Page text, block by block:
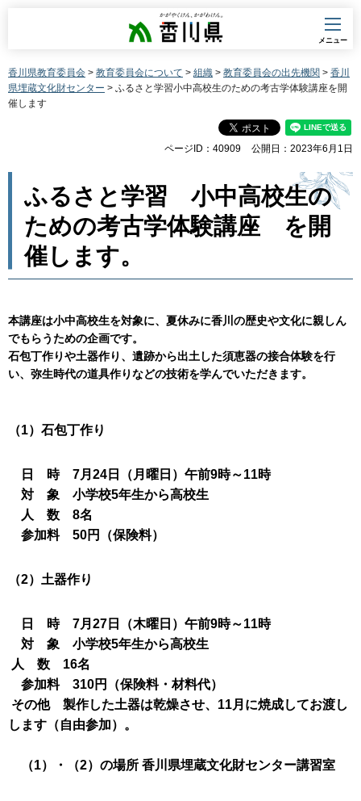
香川県
メニュー
香川県教育委員会 > 教育委員会について > 組織 > 教育委員会の出先機関 > 香川
県埋蔵文化財センター > ふるさと学習小中高校生のための考古学体験講座を開
催します
ページID：40909 公開日：2023年6月1日
ふるさと学習 小中高校生の
ための考古学体験講座 を開
催します。
本講座は小中高校生を対象に、夏休みに香川の歴史や文化に親しん
でもらうための企画です。
石包丁作りや土器作り、遺跡から出土した須恵器の接合体験を行
い、弥生時代の道具作りなどの技術を学んでいただきます。
（1）石包丁作り
日 時 7月24日（月曜日）午前9時～11時
対 象 小学校5年生から高校生
人 数 8名
参加料 50円（保険料）
（2）土器作り
日 時 7月27日（木曜日）午前9時～11時
対 象 小学校5年生から高校生
人 数 16名
参加料 310円（保険料・材料代）
その他 製作した土器は乾燥させ、11月に焼成してお渡し
します（自由参加）。
（1）・（2）の場所 香川県埋蔵文化財センター講習室